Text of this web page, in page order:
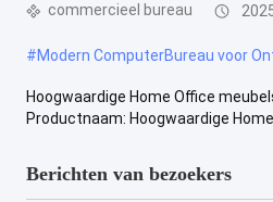
commercieel bureau
#Modern ComputerBureau voor
Hoogwaardige Home Office
Productnaam: Hoogwaardige
Berichten van bezoekers